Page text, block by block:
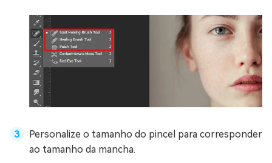
Personalize o tamanho do pincel para corresponder
ao tamanho da mancha.